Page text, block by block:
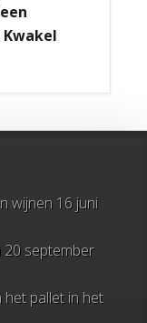
wijnen 16 juni
20 september
het pallet in het